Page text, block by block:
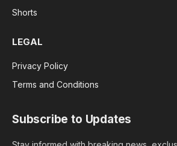
Shorts
LEGAL
Privacy Policy
Terms and Conditions
Subscribe to Updates